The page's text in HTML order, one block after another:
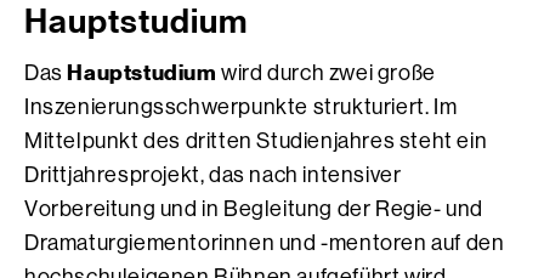
Hauptstudium
Das Hauptstudium wird durch zwei große
Inszenierungsschwerpunkte strukturiert. Im
Mittelpunkt des dritten Studienjahres steht ein
Drittjahresprojekt, das nach intensiver
Vorbereitung und in Begleitung der Regie- und
Dramaturgiementorinnen und -mentoren auf den